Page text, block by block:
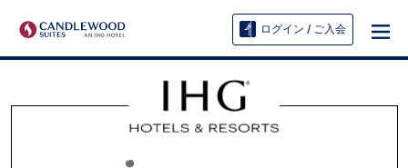
ログイン / ご入会